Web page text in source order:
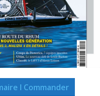
I Commander